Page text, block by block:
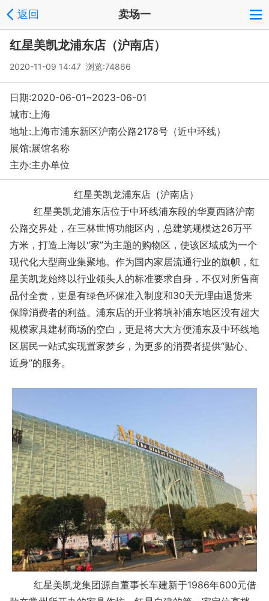
返回 卖场一
红星美凯龙浦东店（沪南店）
2020-11-09 14:47 浏览:74866
日期:2020-06-01~2023-06-01
城市:上海
地址:上海市浦东新区沪南公路2178号（近中环线）
展馆:展馆名称
主办:主办单位
红星美凯龙浦东店（沪南店）
红星美凯龙浦东店位于中环线浦东段的华夏西路沪南
公路交界处，在三林世博功能区内，总建筑规模达26万平
方米，打造上海以“家”为主题的购物区，使该区域成为一个
现代化大型商业集聚地。作为国内家居流通行业的旗帜，红
星美凯龙始终以行业领头人的标准要求自身，不仅对所售商
品付全责，更是有绿色环保准入制度和30天无理由退货来
保障消费者的利益。浦东店的开业将填补浦东地区没有超大
规模家具建材商场的空白，更是将大大方便浦东及中环线地
区居民一站式实现置家梦乡，为更多的消费者提供“贴心、
近身”的服务。
红星美凯龙集团源自董事长车建新于1986年600元借